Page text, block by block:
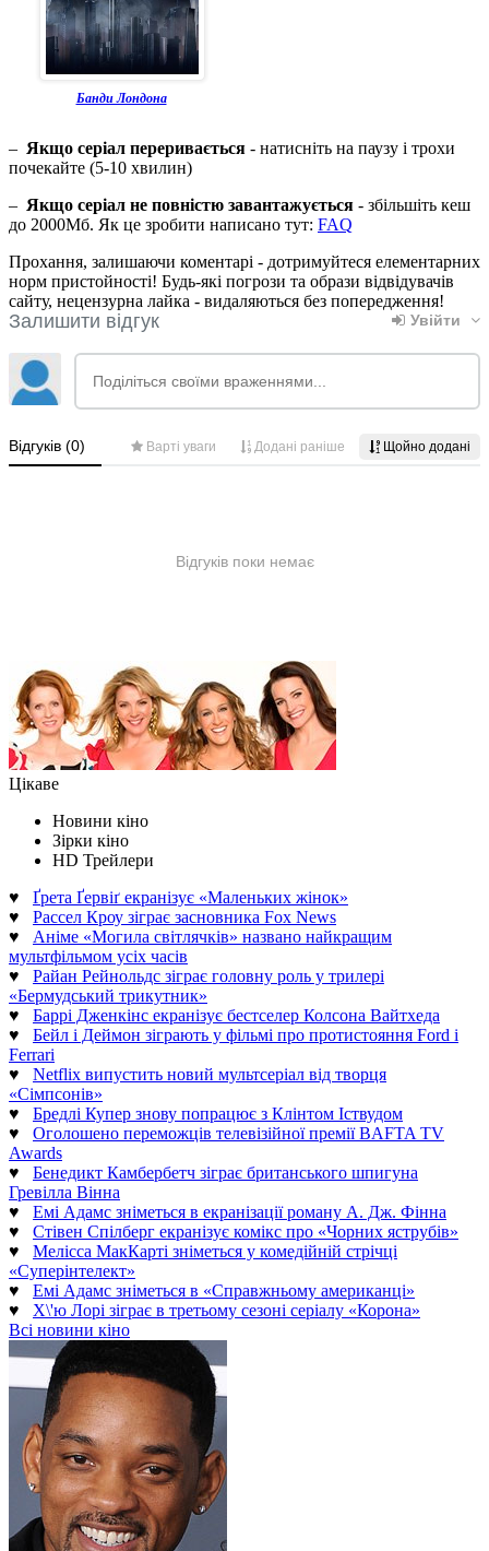
Банди Лондона
– Якщо серіал переривається - натисніть на паузу і трохи
почекайте (5-10 хвилин)
– Якщо серіал не повністю завантажується - збільшіть кеш
до 2000Мб. Як це зробити написано тут: FAQ
Прохання, залишаючи коментарі - дотримуйтеся елементарних
норм пристойності! Будь-які погрози та образи відвідувачів
сайту, нецензурна лайка - видаляються без попередження!
Цікаве
Новини кіно
Зірки кіно
HD Трейлери
♥ Ґрета Ґервіґ екранізує «Маленьких жінок»
♥ Рассел Кроу зіграє засновника Fox News
♥ Аніме «Могила світлячків» названо найкращим
мультфільмом усіх часів
♥ Райан Рейнольдс зіграє головну роль у трилері
«Бермудський трикутник»
♥ Баррі Дженкінс екранізує бестселер Колсона Вайтхеда
♥ Бейл і Деймон зіграють у фільмі про протистояння Ford і
Ferrari
♥ Netflix випустить новий мультсеріал від творця
«Сімпсонів»
♥ Бредлі Купер знову попрацює з Клінтом Іствудом
♥ Оголошено переможців телевізійної премії BAFTA TV
Awards
♥ Бенедикт Камбербетч зіграє британського шпигуна
Гревілла Вінна
♥ Емі Адамс зніметься в екранізації роману А. Дж. Фінна
♥ Стівен Спілберг екранізує комікс про «Чорних яструбів»
♥ Мелісса МакКарті зніметься у комедійній стрічці
«Суперінтелект»
♥ Емі Адамс зніметься в «Справжньому американці»
♥ Х\'ю Лорі зіграє в третьому сезоні серіалу «Корона»
Всі новини кіно